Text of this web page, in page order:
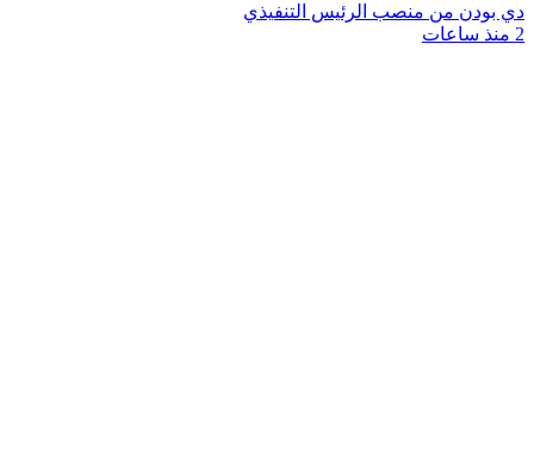
دي بودن من منصب الرئيس التنفيذي
2 منذ ساعات